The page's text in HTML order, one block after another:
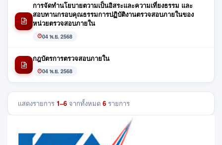
การจัดทำนโยบายตวามเป็นอิสระและความเที่ยงธรรม และ
สอบทานกรอบคุณธรรมการปฏิบัติงานตรวจสอบภายในของ
หน่วยตรวจสอบภายใน
04 พ.ย. 2568
กฎบัตรการตรวจสอบภายใน
04 พ.ย. 2568
แสดงรายการ 1–6 จากทั้งหมด 6 รายการ